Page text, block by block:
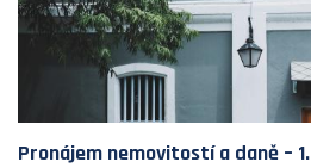
Pronájem nemovitostí a daně –